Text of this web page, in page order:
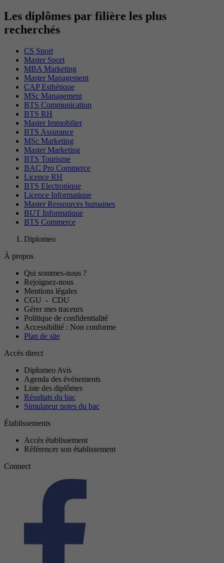
Les diplômes par filière les plus
recherchés
CS Sport
Master Sport
MBA Marketing
Master Management
CAP Esthétique
MSc Management
BTS Communication
BTS RH
Master Immobilier
BTS Assurance
MSc Marketing
Master Marketing
BTS Tourisme
BAC Pro Commerce
Licence RH
BTS Electronique
Licence Informatique
Master Ressources humaines
BUT Informatique
BTS Commerce
Diplomeo
À propos
Qui sommes-nous ?
Rejoignez-nous
Mentions légales
CGU - CDU
Gérer mes traceurs
Politique de confidentialité
Accessibilité : Non conforme
Plan de site
Accès direct
Diplomeo Avis
Agenda des événements
Liste des diplômes
Résultats du bac
Simulateur notes du bac
Établissements
Accès établissement
Référencer son établissement
Connect